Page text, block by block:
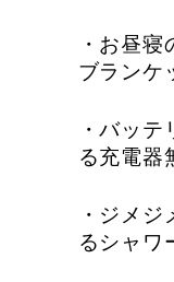
・お昼
ブランケ
・バッ
る充電器
・ジメ
るシャワ